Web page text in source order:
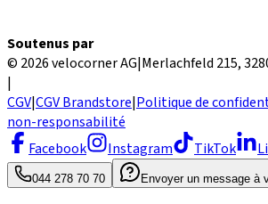
Soutenus par
© 2026 velocorner AG|Merlachfeld 215,
|
CGV|CGV Brandstore|Politique de
non-responsabilité
Facebook
Instagram TikTok
044 278 70 70 Envoyer un message à